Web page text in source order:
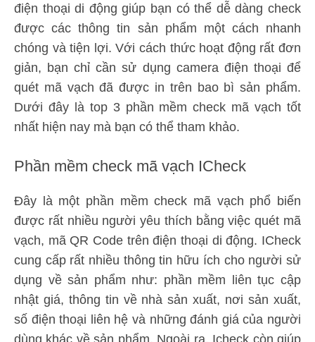
điện thoại di động giúp bạn có thể dễ dàng check
được các thông tin sản phẩm một cách nhanh
chóng và tiện lợi. Với cách thức hoạt động rất đơn
giản, bạn chỉ cần sử dụng camera điện thoại để
quét mã vạch đã được in trên bao bì sản phẩm.
Dưới đây là top 3 phần mềm check mã vạch tốt
nhất hiện nay mà bạn có thể tham khảo.
Phần mềm check mã vạch ICheck
Đây là một phần mềm check mã vạch phổ biến
được rất nhiều người yêu thích bằng việc quét mã
vạch, mã QR Code trên điện thoại di động. ICheck
cung cấp rất nhiều thông tin hữu ích cho người sử
dụng về sản phẩm như: phần mềm liên tục cập
nhật giá, thông tin về nhà sản xuất, nơi sản xuất,
số điện thoại liên hệ và những đánh giá của người
dùng khác về sản phẩm. Ngoài ra, Icheck còn giúp